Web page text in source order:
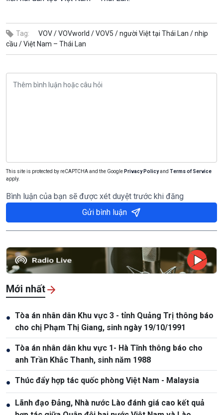
Tag: VOV /VOVworld /VOV5 /người Việt tại Thái Lan /nhịp
cầu /Việt Nam – Thái Lan
This site is protected by reCAPTCHA and the Google Privacy Policyand Terms of Service
apply.
Bình luận của bạn sẽ được xét duyệt trước khi đăng
Gửi bình luận
Mới nhất
● Tòa án nhân dân Khu vực 3 - tỉnh Quảng Trị thông báo
cho chị Phạm Thị Giang, sinh ngày 19/10/1991
● Tòa án nhân dân khu vực 1- Hà Tĩnh thông báo cho
anh Trần Khắc Thanh, sinh năm 1988
● Thúc đẩy hợp tác quốc phòng Việt Nam - Malaysia
● Lãnh đạo Đảng, Nhà nước Lào đánh giá cao kết quả